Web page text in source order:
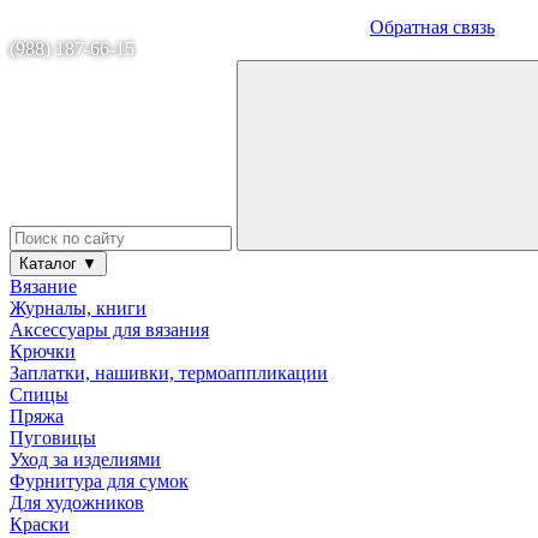
Обратная связь
(988) 187-66-15
Каталог ▼
Вязание
Журналы, книги
Аксессуары для вязания
Крючки
Заплатки, нашивки, термоаппликации
Спицы
Пряжа
Пуговицы
Уход за изделиями
Фурнитура для сумок
Для художников
Краски